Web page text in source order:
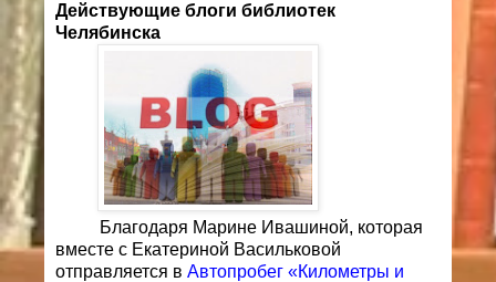
Действующие блоги библиотек
Челябинска
Благодаря Марине Ивашиной, которая
вместе с Екатериной Васильковой
отправляется в Автопробег «Километры и